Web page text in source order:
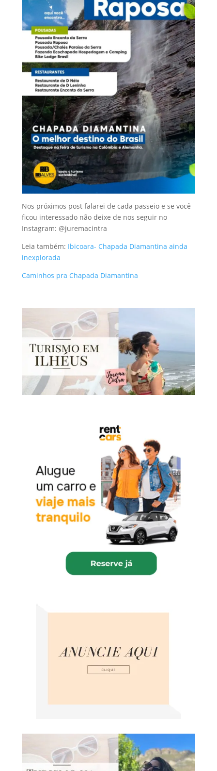
Nos próximos post falarei de cada passeio e se você
ficou interessado não deixe de nos seguir no
Instagram: @juremacintra
Leia também: Ibicoara- Chapada Diamantina ainda
inexplorada
Caminhos pra Chapada Diamantina